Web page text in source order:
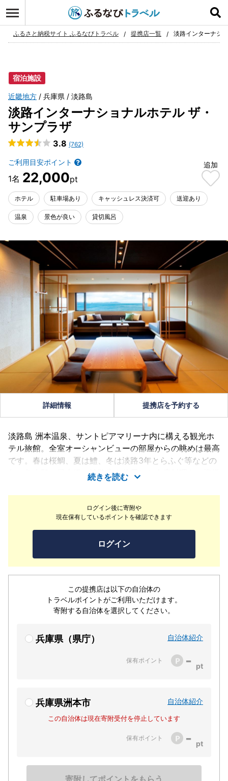
お気に入り
ふるさと納税サイト ふるなびトラベル 提携店一覧 淡路インターナシ
宿泊施設
近畿地方 兵庫県 淡路島
淡路インターナショナルホテル ザ・
サンプラザ
3.8 (762)
ご利用目安ポイント
22,000
追加
ホテル 駐車場あり キャッシュレス決済可 送迎あり
温泉 景色が良い 貸切風呂
ログイン後に寄附や
現在保有しているポイントを確認できます
ログイン
この提携店は以下の自治体の
トラベルポイントがご利用いただけます。
寄附する自治体を選択してください。
兵庫県（県庁） 自治体紹介
保有ポイント -
兵庫県洲本市 自治体紹介
この自治体は現在寄附受付を停止しています
保有ポイント -
詳細情報 提携店を予約する
淡路島 洲本温泉、サントピアマリーナ内に構える観光ホ
テル旅館。全室オーシャンビューの部屋からの眺めは最高
です。春は桜鯛、夏は鱧、冬は淡路3年とらふぐ等などの
旬の魚介類と最上級の淡路牛を使用した会席料理をご準備
しております。洲本温泉うるおいの湯を使用した大浴場
と、展望貸切風呂「東雲」・「晴雨」と段差の少ない貸切
風呂「木もれび」などのお風呂をゆっくりとおくつろぎく
ださい。当ホテルは淡路島観光の拠点にもおすすめです。
淡路島観光スポットを満喫してみてはいかがでしょう。周
遊観光にもお気軽にご利用ください。
続きを読む